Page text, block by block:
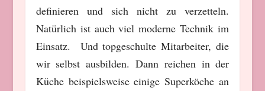
definieren und sich nicht zu verzetteln.
Natürlich ist auch viel moderne Technik im
Einsatz. Und topgeschulte Mitarbeiter, die
wir selbst ausbilden. Dann reichen in der
Küche beispielsweise einige Superköche an